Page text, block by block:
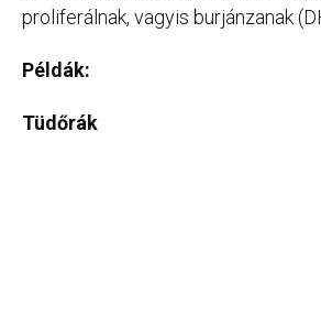
proliferálnak, vagyis burjánzanak
Példák:
Tüdőrák